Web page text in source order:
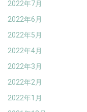
2022年7月
2022年6月
2022年5月
2022年4月
2022年3月
2022年2月
2022年1月